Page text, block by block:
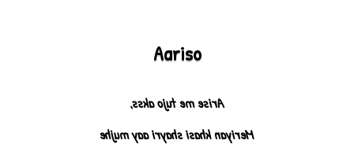
Aariso
Arise me tujo akss,
Meriyan khasi shayri aay mujhe